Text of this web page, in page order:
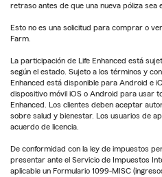
retraso antes de que una nueva póliza sea
Esto no es una solicitud para comprar o
Farm.
La participación de Life Enhanced está
según el estado. Sujeto a los términos y
Enhanced está disponible para Android e
dispositivo móvil iOS o Android para usar
Enhanced. Los clientes deben aceptar
sobre salud y bienestar. Los usuarios de
acuerdo de licencia.
De conformidad con la ley de impuestos
presentar ante el Servicio de Impuestos
aplicable un Formulario 1099-MISC